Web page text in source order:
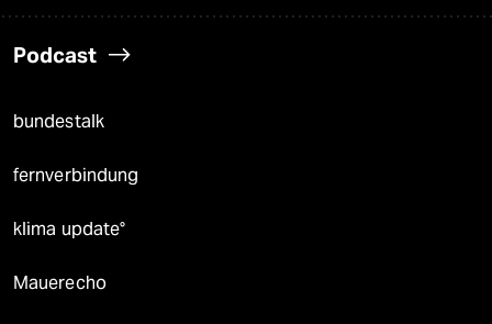
Podcast
bundestalk
fernverbindung
klima update°
Mauerecho